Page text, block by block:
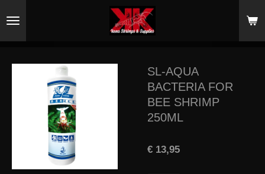
direct
hoofdinhoud
SL-AQUA
BACTERIA FOR
BEE SHRIMP
250ML
€ 13,95